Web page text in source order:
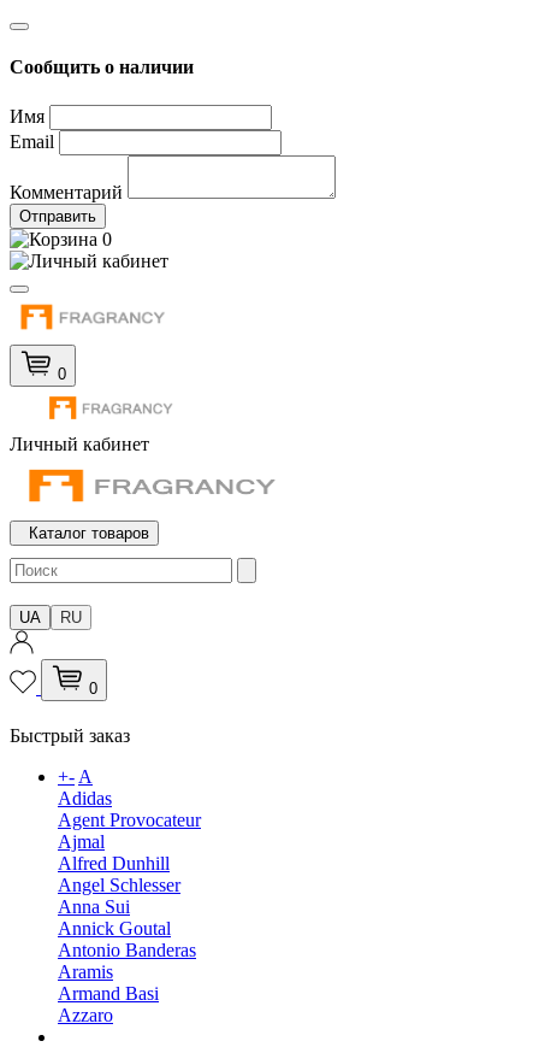
Сообщить о наличии
Имя
Email
Комментарий
Отправить
0
0
Личный кабинет
Каталог товаров
UA RU
0
Быстрый заказ
+-A
Adidas
Agent Provocateur
Ajmal
Alfred Dunhill
Angel Schlesser
Anna Sui
Annick Goutal
Antonio Banderas
Aramis
Armand Basi
Azzaro